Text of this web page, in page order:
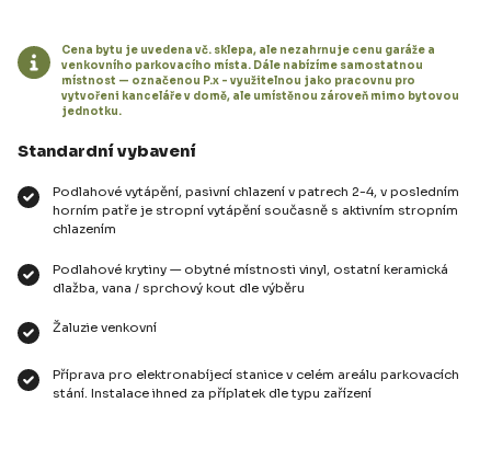
Cena bytu je uvedena vč. sklepa, ale nezahrnuje cenu garáže a
venkovního parkovacího místa. Dále nabízíme samostatnou
místnost — označenou P.x - využitelnou jako pracovnu pro
vytvořeni kanceláře v domě, ale umístěnou zároveň mimo bytovou
jednotku.
Standardní vybavení
Podlahové vytápění, pasivní chlazení v patrech 2-4, v posledním
horním patře je stropní vytápění současně s aktivním stropním
chlazením
Podlahové krytiny — obytné místnosti vinyl, ostatní keramická
dlažba, vana / sprchový kout dle výběru
Žaluzie venkovní
Příprava pro elektronabíjecí stanice v celém areálu parkovacích
stání. Instalace ihned za příplatek dle typu zařízení